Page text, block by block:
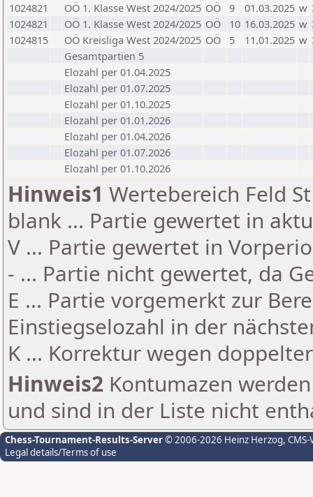
1024821
OÖ 1. Klasse West 2024/2025 OÖ 9 01.03.2025 w
1024821
OÖ 1. Klasse West 2024/2025 OÖ 10 16.03.2025 w
1024815
OÖ Kreisliga West 2024/2025 OÖ 5 11.01.2025 w
Gesamtpartien 5
Elozahl per 01.04.2025
Elozahl per 01.07.2025
Elozahl per 01.10.2025
Elozahl per 01.01.2026
Elozahl per 01.04.2026
Elozahl per 01.07.2026
Elozahl per 01.10.2026
Hinweis1 Wertebereich Feld
blank ... Partie gewertet in
V ... Partie gewertet in
- ... Partie nicht gewertet, da
E ... Partie vorgemerkt zur
Einstiegselozahl in der
K ... Korrektur wegen
Hinweis2 Kontumazen
und sind in der Liste nicht
Chess-Tournament-Results-Server© 2006-2026 Heinz Herzog,
Legal details/Terms of use